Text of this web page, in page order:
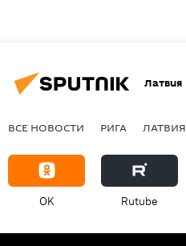
Латвия
ВСЕ НОВОСТИ РИГА ЛАТВИЯ
OK Rutube